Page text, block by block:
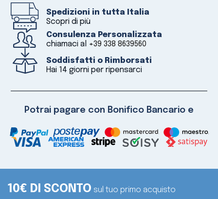
Spedizioni in tutta Italia
Scopri di più
Consulenza Personalizzata
chiamaci al +39 338 8639560
Soddisfatti o Rimborsati
Hai 14 giorni per ripensarci
Potrai pagare con Bonifico Bancario e
10€ DI SCONTO sul tuo primo acquisto